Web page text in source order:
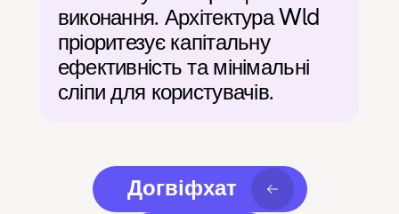
виконання. Архітектура Wld
пріоритезує капітальну
ефективність та мінімальні
сліпи для користувачів.
Догвіфхат